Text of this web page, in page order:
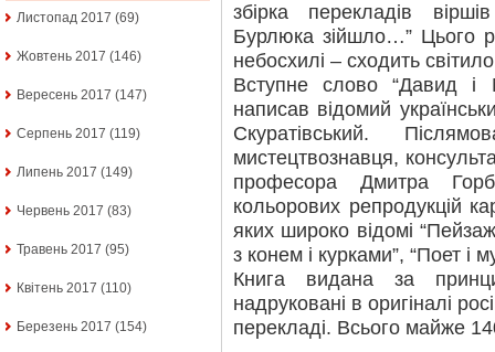
Листопад 2017 (69)
Жовтень 2017 (146)
Вересень 2017 (147)
Серпень 2017 (119)
Липень 2017 (149)
Червень 2017 (83)
Травень 2017 (95)
Квітень 2017 (110)
Березень 2017 (154)
збірка перекладів
Бурлюка зійшло…” Цього
небосхилі – сходить
Вступне слово “Давид і
написав відомий
Скуратівський.
мистецтвознавця,
професора Дмитра
кольорових репродукцій
яких широко відомі
з конем і курками”, “Поет і
Книга видана за
надруковані в оригіналі
перекладі. Всього майже